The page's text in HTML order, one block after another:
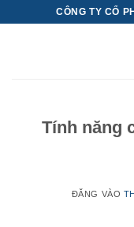
CÔNG TY CỔ
Tính năng
ĐĂNG VÀO